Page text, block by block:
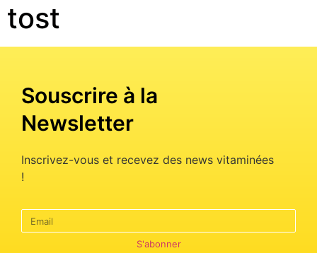
tost
Souscrire à la
Newsletter
Inscrivez-vous et recevez des news vitaminées
!
S'abonner